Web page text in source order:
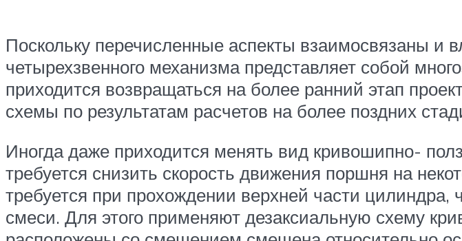
Поскольку перечисленные аспекты взаимосвязаны и
четырехзвенного механизма представляет собой
приходится возвращаться на более ранний этап
схемы по результатам расчетов на более поздних
Иногда даже приходится менять вид кривошипно-
требуется снизить скорость движения поршня на
требуется при прохождении верхней части
смеси. Для этого применяют дезаксиальную схему